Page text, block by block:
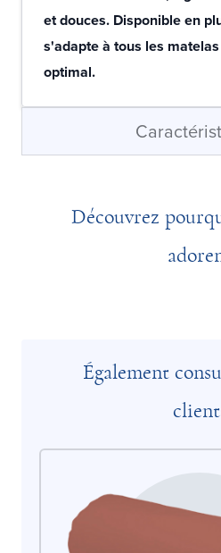
et douces. Disponible en
s'adapte à tous les
optimal.
Découvrez
Également